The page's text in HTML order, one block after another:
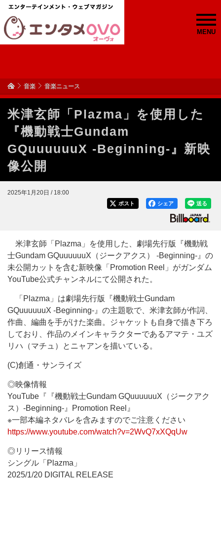
MENU
音楽 音楽ニュース
米津玄師「Plazma」を使用した
『機動戦士Gundam
GQuuuuuuX -Beginning-』新映
像公開
2025年1月20日 / 18:00
送る
シェア
ポスト
米津玄師「Plazma」を使用した、劇場先行版『機動戦
士Gundam GQuuuuuuX（ジークアクス） -Beginning-』の
未公開カットを含む新映像「Promotion Reel」がガンダム
YouTube公式チャンネルにて公開された。
「Plazma」は劇場先行版『機動戦士Gundam
GQuuuuuuX -Beginning-』の主題歌で、米津玄師が作詞、
作曲、編曲を手がけた楽曲。ジャケットも自身で描き下ろ
しており、作品のメインキャラクターであるアマテ・ユズ
リハ（マチュ）とニャアンを描いている。
(C)創通・サンライズ
◎映像情報
YouTube『『機動戦士Gundam GQuuuuuuX（ジークアク
ス）-Beginning-』Promotion Reel』
※一部本編ネタバレを含みますのでご注意ください
https://www.youtube.com/watch?v=2WvQ7xXQqUw
◎リリース情報
シングル「Plazma」
2025/1/20 DIGITAL RELEASE